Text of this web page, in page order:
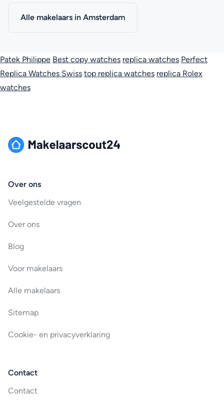
Alle makelaars in Amsterdam
Patek Philippe Best copy watches replica watches Perfect
Replica Watches Swiss top replica watches replica Rolex
watches
Over ons
Veelgestelde vragen
Over ons
Blog
Voor makelaars
Alle makelaars
Sitemap
Cookie- en privacyverklaring
Contact
Contact